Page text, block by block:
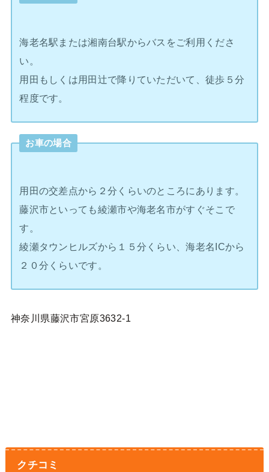
海老名駅または湘南台駅からバスをご利用くださ
い。
用田もしくは用田辻で降りていただいて、徒歩５分
程度です。
お車の場合
用田の交差点から２分くらいのところにあります。
藤沢市といっても綾瀬市や海老名市がすぐそこで
す。
綾瀬タウンヒルズから１５分くらい、海老名ICから
２０分くらいです。
神奈川県藤沢市宮原3632-1
クチコミ